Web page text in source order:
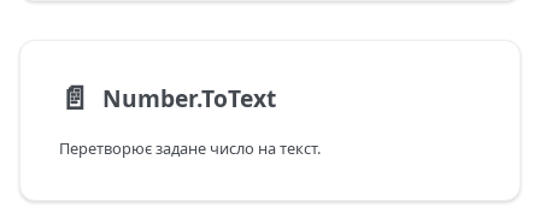
📄️ Number.ToText
Перетворює задане число на текст.